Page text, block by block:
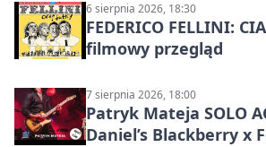
6 sierpnia 2026, 18:30
FEDERICO FELLINI:
filmowy przegląd
7 sierpnia 2026, 18:00
Patryk Mateja SOLO
Daniel’s Blackberry x